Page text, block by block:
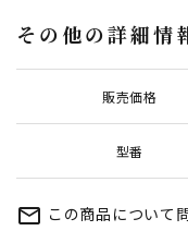
その他の詳細情
販売価格
型番
mail_outline この商品について